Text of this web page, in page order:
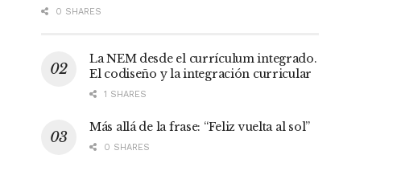
0 SHARES
La NEM desde el currículum integrado.
El codiseño y la integración curricular
1 SHARES
Más allá de la frase: “Feliz vuelta al sol”
0 SHARES